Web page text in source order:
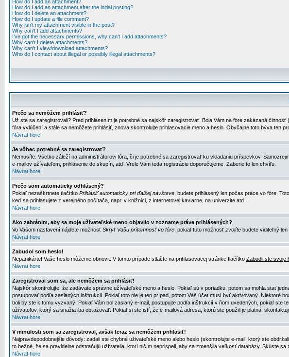
How do I add an attachment?
How do I add an attachment after the initial posting?
How do I delete an attachment?
How do I update a file comment?
Why isn't my attachment visible in the post?
Why can't I add attachments?
I've got the necessary permissions, why can't I add attachments?
Why can't I delete attachments?
Why can't I view/download attachments?
Who do I contact about illegal or possibly illegal attachments?
Prečo sa nemôžem prihlásiť?
Už ste sa zaregistrovali? Pred prihlásením je potrebné sa najskôr zaregistrovať. Bola Vám na fóre zakázaná
fóra vylúčení a stále sa nemôžete prihlásiť, znova skontrolujte prihlasovacie meno a heslo. Obyčajne toto býva ten
Návrat hore
Je vôbec potrebné sa zaregistrovať?
Nemusíte. Všetko záleží na administrátorovi fóra, či je potrebné sa zaregistrovať ku vkladaniu príspevkov.
e-mailov užívateľom, prihlásenie do skupín, atď. Vrele Vám teda registráciu doporučujeme. Zaberie to len chvíľu.
Návrat hore
Prečo som automaticky odhlásený?
Pokiaľ nezaškrtnete tlačítko Prihlásiť automaticky pri ďalšej návšteve , budete prihlásený len počas práce vo fóre.
keď sa prihlasujete z verejného počítača, napr. v knižnici, z internetovej kaviarne, na univerzite atď.
Návrat hore
Ako zabránim, aby sa moje užívateľské meno objavilo v zozname práve prihlásených?
Vo Vašom nastavení nájdete možnosťSkryť Vašu prítomnosť vo fóre , pokiaľ túto možnosťzvolíte budete viditeľný
Návrat hore
Zabudol som heslo!
Nepanikárte! Vaše heslo môžeme obnovit. V tomto prípade stlačte na prihlasovacej stránke tlačítko Zabudli ste svoje
Návrat hore
Zaregistroval som sa, ale nemôžem sa prihlásiť!
Najskôr skontrolujte, že zadávate správne užívateľské meno a heslo. Pokiaľ sú v poriadku, potom sa mohla stať
postupovať podľa zaslaných inštrukcií. Pokiaľ toto nie je ten prípad, potom Váš účet musí byť aktivovaný. Niektoré
boli by ste k tomu vyzvaný. Pokiaľ Vám bol zaslaný e-mail, postupujte podľa inštrukcií v ňom uvedených, pokiaľ
užívateľov, ktorý sa snažia iba obťažovať. Pokiaľ si ste istí, že e-mailová adresa, ktorú ste použili je platná,
Návrat hore
V minulosti som sa zaregistroval, avšak teraz sa nemôžem prihlásiť!
Najpravdepodobnejšie dôvody: zadali ste chybné uživateľské meno alebo heslo (skontrolujte e-mail, ktorý ste
to bežné, že sa pravidelne odstraňujú užívatelia, ktorí ničím neprispeli, aby sa zmenšila veľkosť databázy. Skúste
Návrat hore